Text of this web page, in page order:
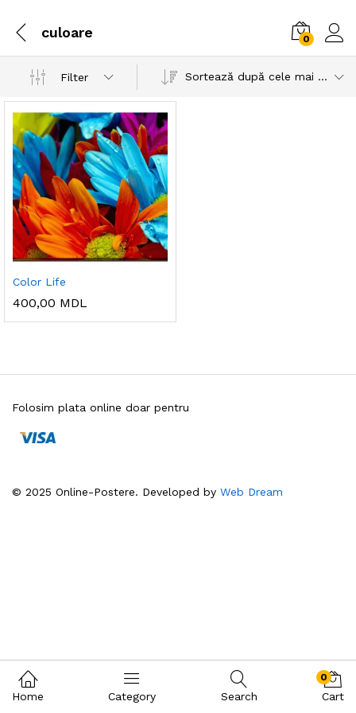
culoare 0
Filter Sortează după cele mai recente
Color Life
400,00 MDL
© 2025 Online-Postere. Developed by Web Dream
Folosim plata online doar pentru
Home Category Search
0
Cart